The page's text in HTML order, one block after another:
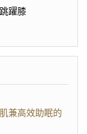
躍膝
兼高效助眠的